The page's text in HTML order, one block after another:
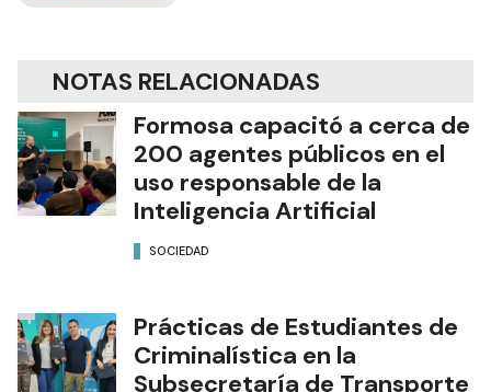
NOTAS RELACIONADAS
Formosa capacitó a cerca de
200 agentes públicos en el
uso responsable de la
Inteligencia Artificial
SOCIEDAD
Prácticas de Estudiantes de
Criminalística en la
Subsecretaría de Transporte